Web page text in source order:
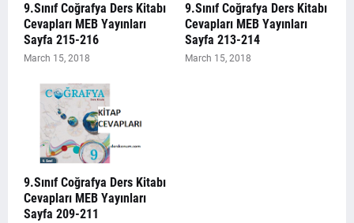
9.Sınıf Coğrafya Ders Kitabı
Cevapları MEB Yayınları
Sayfa 215-216
March 15, 2018
9.Sınıf Coğrafya Ders Kitabı
Cevapları MEB Yayınları
Sayfa 213-214
March 15, 2018
9.Sınıf Coğrafya Ders Kitabı
Cevapları MEB Yayınları
Sayfa 209-211